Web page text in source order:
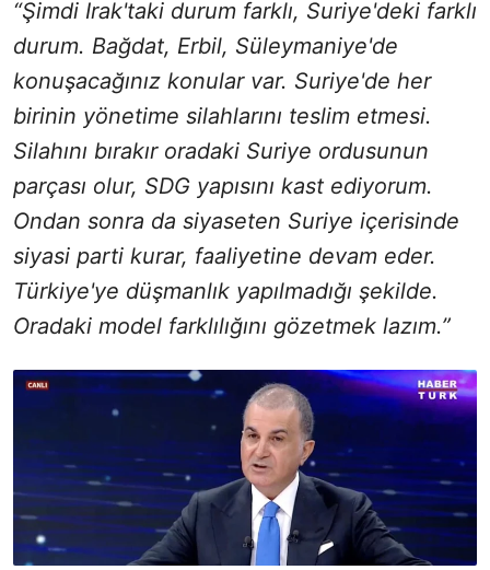
“Şimdi Irak'taki durum farklı, Suriye'deki farklı
durum. Bağdat, Erbil, Süleymaniye'de
konuşacağınız konular var. Suriye'de her
birinin yönetime silahlarını teslim etmesi.
Silahını bırakır oradaki Suriye ordusunun
parçası olur, SDG yapısını kast ediyorum.
Ondan sonra da siyaseten Suriye içerisinde
siyasi parti kurar, faaliyetine devam eder.
Türkiye'ye düşmanlık yapılmadığı şekilde.
Oradaki model farklılığını gözetmek lazım.”